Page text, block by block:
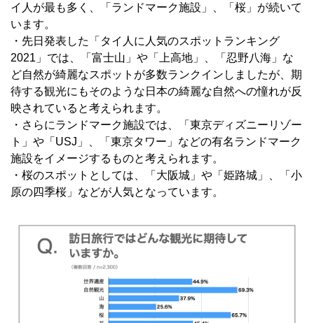
イ人が最も多く、「ランドマーク施設」、「桜」が続いて
います。
・先日発表した「タイ人に人気のスポットランキング
2021」では、「富士山」や「上高地」、「忍野八海」な
ど自然が綺麗なスポットが多数ランクインしましたが、期
待する観光にもそのような日本の綺麗な自然への憧れが反
映されていると考えられます。
・さらにランドマーク施設では、「東京ディズニーリゾー
ト」や「USJ」、「東京タワー」などの有名ランドマーク
施設をイメージするものと考えられます。
・桜のスポットとしては、「大阪城」や「姫路城」、「小
原の四季桜」などが人気となっています。